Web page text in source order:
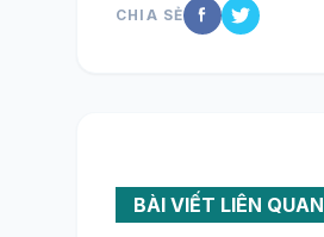
CHIA SẺ
BÀI VIẾT LIÊN QUAN